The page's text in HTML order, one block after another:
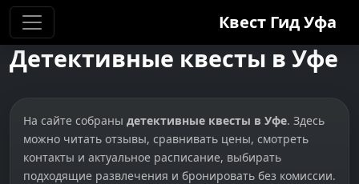
Квест ГидУфа
Детективные квесты в Уфе
На сайте собраны детективные квесты в Уфе. Здесь
можно читать отзывы, сравнивать цены, смотреть
контакты и актуальное расписание, выбирать
подходящие развлечения и бронировать без комиссии.